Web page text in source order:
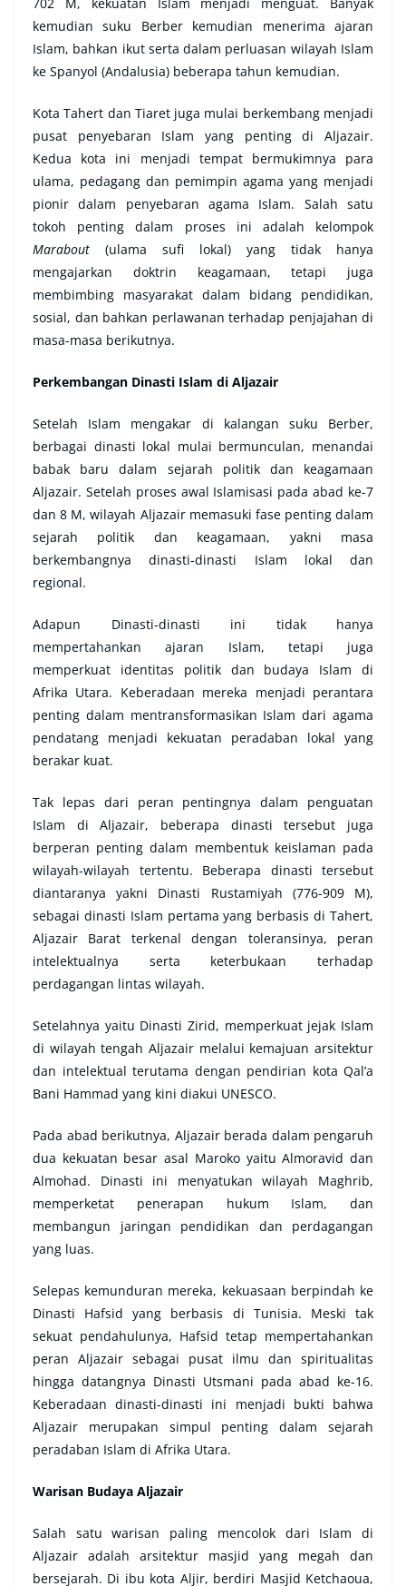
702 M, kekuatan Islam menjadi menguat. Banyak
kemudian suku Berber kemudian menerima ajaran
Islam, bahkan ikut serta dalam perluasan wilayah Islam
ke Spanyol (Andalusia) beberapa tahun kemudian.
Kota Tahert dan Tiaret juga mulai berkembang menjadi
pusat penyebaran Islam yang penting di Aljazair.
Kedua kota ini menjadi tempat bermukimnya para
ulama, pedagang dan pemimpin agama yang menjadi
pionir dalam penyebaran agama Islam. Salah satu
tokoh penting dalam proses ini adalah kelompok
Marabout (ulama sufi lokal) yang tidak hanya
mengajarkan doktrin keagamaan, tetapi juga
membimbing masyarakat dalam bidang pendidikan,
sosial, dan bahkan perlawanan terhadap penjajahan di
masa-masa berikutnya.
Perkembangan Dinasti Islam di Aljazair
Setelah Islam mengakar di kalangan suku Berber,
berbagai dinasti lokal mulai bermunculan, menandai
babak baru dalam sejarah politik dan keagamaan
Aljazair. Setelah proses awal Islamisasi pada abad ke-7
dan 8 M, wilayah Aljazair memasuki fase penting dalam
sejarah politik dan keagamaan, yakni masa
berkembangnya dinasti-dinasti Islam lokal dan
regional.
Adapun Dinasti-dinasti ini tidak hanya
mempertahankan ajaran Islam, tetapi juga
memperkuat identitas politik dan budaya Islam di
Afrika Utara. Keberadaan mereka menjadi perantara
penting dalam mentransformasikan Islam dari agama
pendatang menjadi kekuatan peradaban lokal yang
berakar kuat.
Tak lepas dari peran pentingnya dalam penguatan
Islam di Aljazair, beberapa dinasti tersebut juga
berperan penting dalam membentuk keislaman pada
wilayah-wilayah tertentu. Beberapa dinasti tersebut
diantaranya yakni Dinasti Rustamiyah (776-909 M),
sebagai dinasti Islam pertama yang berbasis di Tahert,
Aljazair Barat terkenal dengan toleransinya, peran
intelektualnya serta keterbukaan terhadap
perdagangan lintas wilayah.
Setelahnya yaitu Dinasti Zirid, memperkuat jejak Islam
di wilayah tengah Aljazair melalui kemajuan arsitektur
dan intelektual terutama dengan pendirian kota Qal’a
Bani Hammad yang kini diakui UNESCO.
Pada abad berikutnya, Aljazair berada dalam pengaruh
dua kekuatan besar asal Maroko yaitu Almoravid dan
Almohad. Dinasti ini menyatukan wilayah Maghrib,
memperketat penerapan hukum Islam, dan
membangun jaringan pendidikan dan perdagangan
yang luas.
Selepas kemunduran mereka, kekuasaan berpindah ke
Dinasti
Hafsid yang berbasis di Tunisia. Meski tak
sekuat pendahulunya, Hafsid tetap mempertahankan
peran Aljazair sebagai pusat ilmu dan spiritualitas
hingga datangnya Dinasti Utsmani pada abad ke-16.
Keberadaan dinasti-dinasti ini menjadi bukti bahwa
Aljazair merupakan simpul penting dalam sejarah
peradaban Islam di Afrika Utara.
Warisan Budaya Aljazair
Salah satu warisan paling mencolok dari Islam di
Aljazair adalah arsitektur masjid yang megah dan
bersejarah. Di ibu kota Aljir, berdiri Masjid Ketchaoua,